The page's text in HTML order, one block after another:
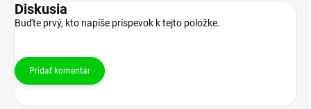
Diskusia
Buďte prvý, kto napíše príspevok k tejto položke.
Pridať komentár